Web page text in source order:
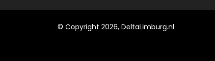
© Copyright 2026, DeltaLimburg.nl